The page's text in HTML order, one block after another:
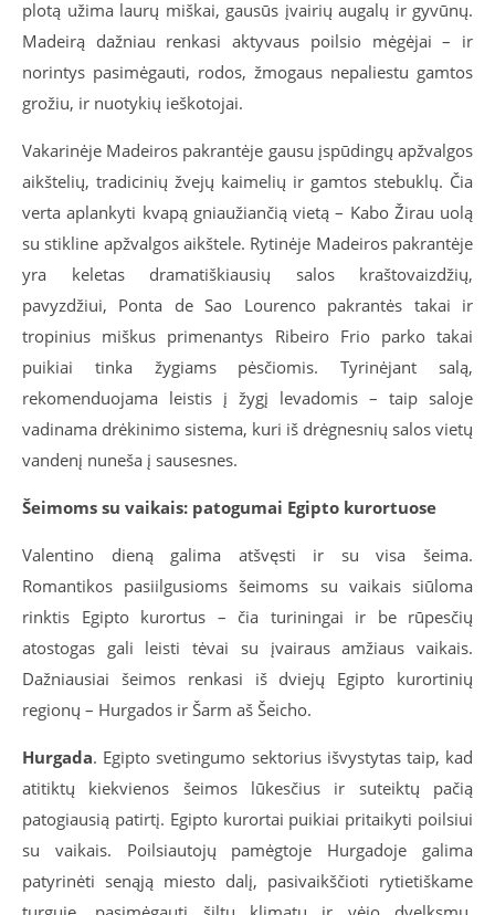
plotą užima laurų miškai, gausūs įvairių augalų ir gyvūnų.
Madeirą dažniau renkasi aktyvaus poilsio mėgėjai – ir
norintys pasimėgauti, rodos, žmogaus nepaliestu gamtos
grožiu, ir nuotykių ieškotojai.
Vakarinėje Madeiros pakrantėje gausu įspūdingų apžvalgos
aikštelių, tradicinių žvejų kaimelių ir gamtos stebuklų. Čia
verta aplankyti kvapą gniaužiančią vietą – Kabo Žirau uolą
su stikline apžvalgos aikštele. Rytinėje Madeiros pakrantėje
yra keletas dramatiškiausių salos kraštovaizdžių,
pavyzdžiui, Ponta de Sao Lourenco pakrantės takai ir
tropinius miškus primenantys Ribeiro Frio parko takai
puikiai tinka žygiams pėsčiomis. Tyrinėjant salą,
rekomenduojama leistis į žygį levadomis – taip saloje
vadinama drėkinimo sistema, kuri iš drėgnesnių salos vietų
vandenį nuneša į sausesnes.
Šeimoms su vaikais: patogumai Egipto kurortuose
Valentino dieną galima atšvęsti ir su visa šeima.
Romantikos pasiilgusioms šeimoms su vaikais siūloma
rinktis Egipto kurortus – čia turiningai ir be rūpesčių
atostogas gali leisti tėvai su įvairaus amžiaus vaikais.
Dažniausiai šeimos renkasi iš dviejų Egipto kurortinių
regionų – Hurgados ir Šarm aš Šeicho.
Hurgada. Egipto svetingumo sektorius išvystytas taip, kad
atitiktų kiekvienos šeimos lūkesčius ir suteiktų pačią
patogiausią patirtį. Egipto kurortai puikiai pritaikyti poilsiui
su vaikais. Poilsiautojų pamėgtoje Hurgadoje galima
patyrinėti senąją miesto dalį, pasivaikščioti rytietiškame